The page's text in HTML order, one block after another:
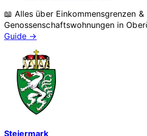
📖 Alles über Einkommensgrenzen &
Genossenschaftswohnungen in
Guide →
Steiermark